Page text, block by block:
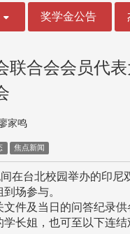
奖学金公告
联合会会员代
家鸣
焦点新闻
在台北校园举办的印尼
场参与。
件及当日的问答纪录供
学长姐，也可至以下连